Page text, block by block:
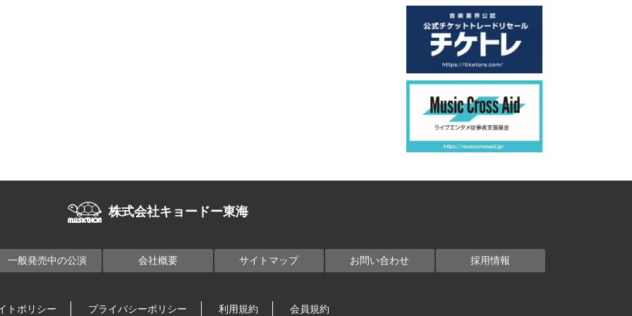
株式会社キョードー東海
一般発売中の公演 会社概要 サイトマップ お問い合わせ 採用情報
トポリシー プライバシーポリシー 利用規約 会員規約